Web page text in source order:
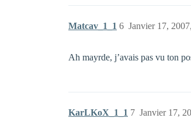
Matcav_1_1 Janvier 17,
6
Ah mayrde, j’avais pas vu ton
KarLKoX_1_1 Janvier 17,
7